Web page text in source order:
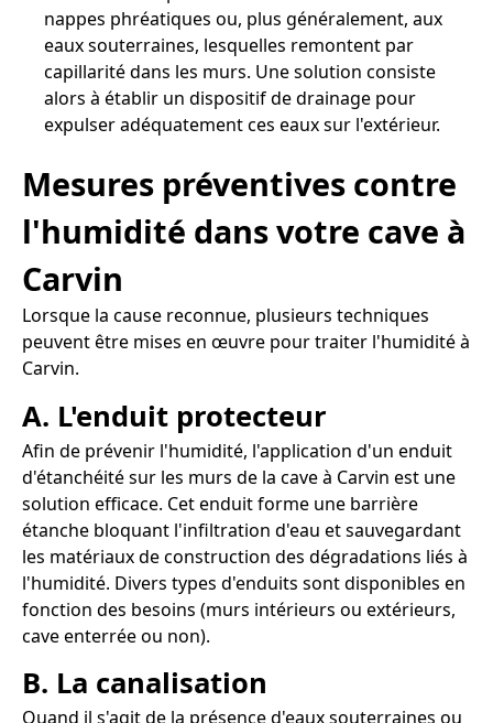
nappes phréatiques ou, plus généralement, aux
eaux souterraines, lesquelles remontent par
capillarité dans les murs. Une solution consiste
alors à établir un dispositif de drainage pour
expulser adéquatement ces eaux sur l'extérieur.
Mesures préventives contre
l'humidité dans votre cave à
Carvin
Lorsque la cause reconnue, plusieurs techniques
peuvent être mises en œuvre pour traiter l'humidité à
Carvin.
A. L'enduit protecteur
Afin de prévenir l'humidité, l'application d'un enduit
d'étanchéité sur les murs de la cave à Carvin est une
solution efficace. Cet enduit forme une barrière
étanche bloquant l'infiltration d'eau et sauvegardant
les matériaux de construction des dégradations liés à
l'humidité. Divers types d'enduits sont disponibles en
fonction des besoins (murs intérieurs ou extérieurs,
cave enterrée ou non).
B. La canalisation
Quand il s'agit de la présence d'eaux souterraines ou